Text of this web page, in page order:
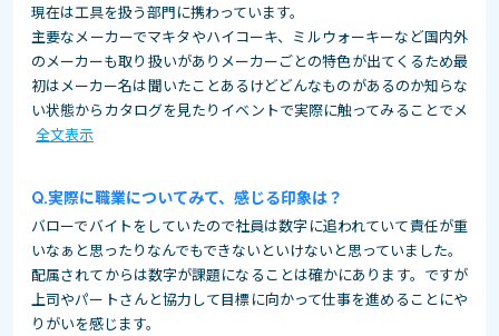
現在は工具を扱う部門に携わっています。
主要なメーカーでマキタやハイコーキ、ミルウォーキーなど国内外
のメーカーも取り扱いがありメーカーごとの特色が出てくるため最
初はメーカー名は聞いたことあるけどどんなものがあるのか知らな
い状態からカタログを見たりイベントで実際に触ってみることでメ
全文表示
実際に職業についてみて、感じる印象は？
バローでバイトをしていたので社員は数字に追われていて責任が重
いなぁと思ったりなんでもできないといけないと思っていました。
配属されてからは数字が課題になることは確かにあります。ですが
上司やパートさんと協力して目標に向かって仕事を進めることにや
りがいを感じます。